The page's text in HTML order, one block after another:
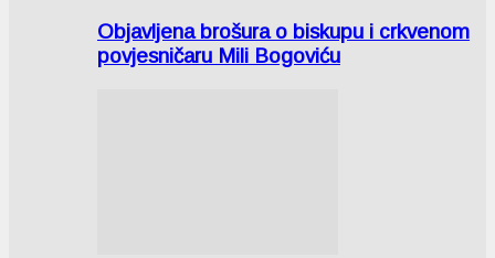
Objavljena brošura o biskupu i crkvenom
povjesničaru Mili Bogoviću